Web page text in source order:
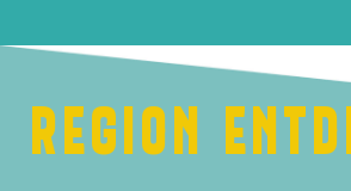
REGION